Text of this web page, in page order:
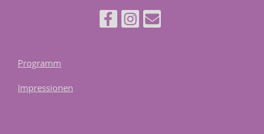
Programm
Impressionen